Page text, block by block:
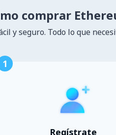
comprar
y seguro. Todo lo que
1
Regístrate